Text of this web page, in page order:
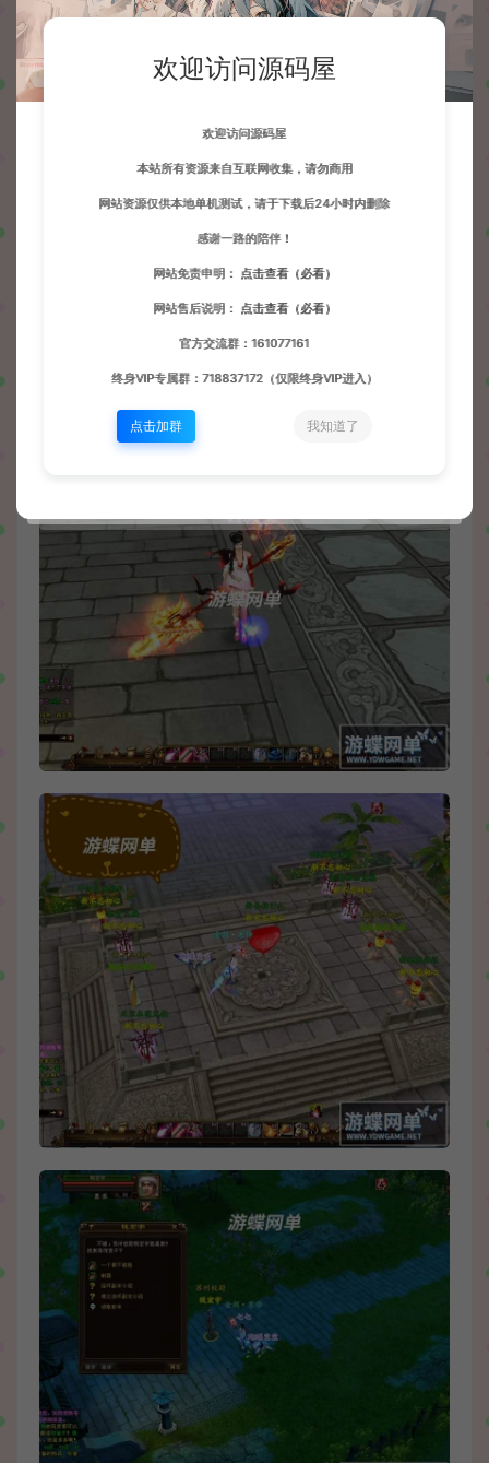
欢迎访问源码屋
欢迎访问源码屋
本站所有资源来自互联网收集，请勿商用
网站资源仅供本地单机测试，请于下载后24小时内删除
感谢一路的陪伴！
网站免责申明： 点击查看（必看）
网站售后说明： 点击查看（必看）
官方交流群：161077161
终身VIP专属群：718837172（仅限终身VIP进入）
点击加群 我知道了